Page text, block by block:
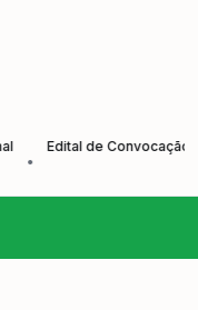
Edital de Convocação